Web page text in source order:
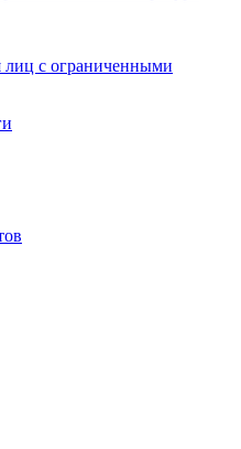
с ограниченными